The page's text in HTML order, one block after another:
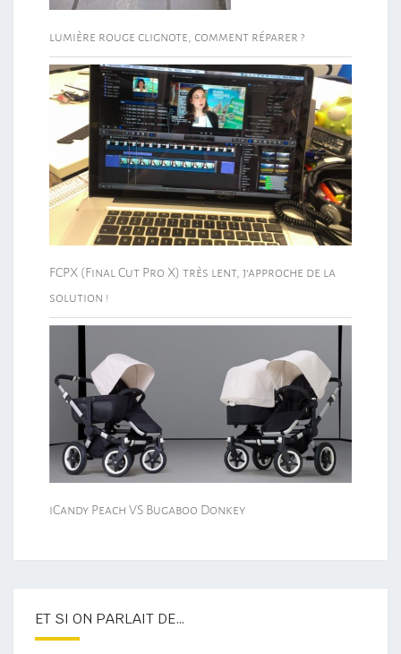
lumière rouge clignote, comment réparer ?
FCPX (Final Cut Pro X) très lent, j’approche de la
solution !
iCandy Peach VS Bugaboo Donkey
ET SI ON PARLAIT DE…